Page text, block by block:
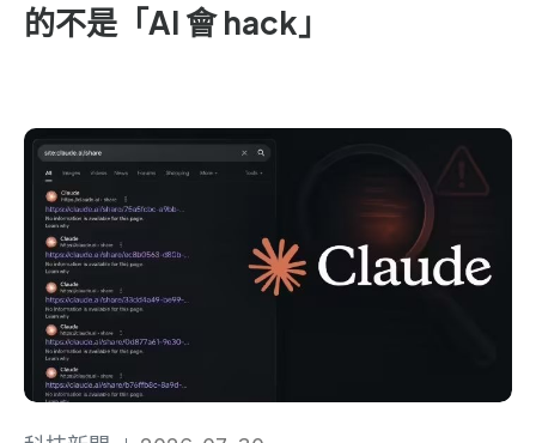
的不是「AI 會 hack」